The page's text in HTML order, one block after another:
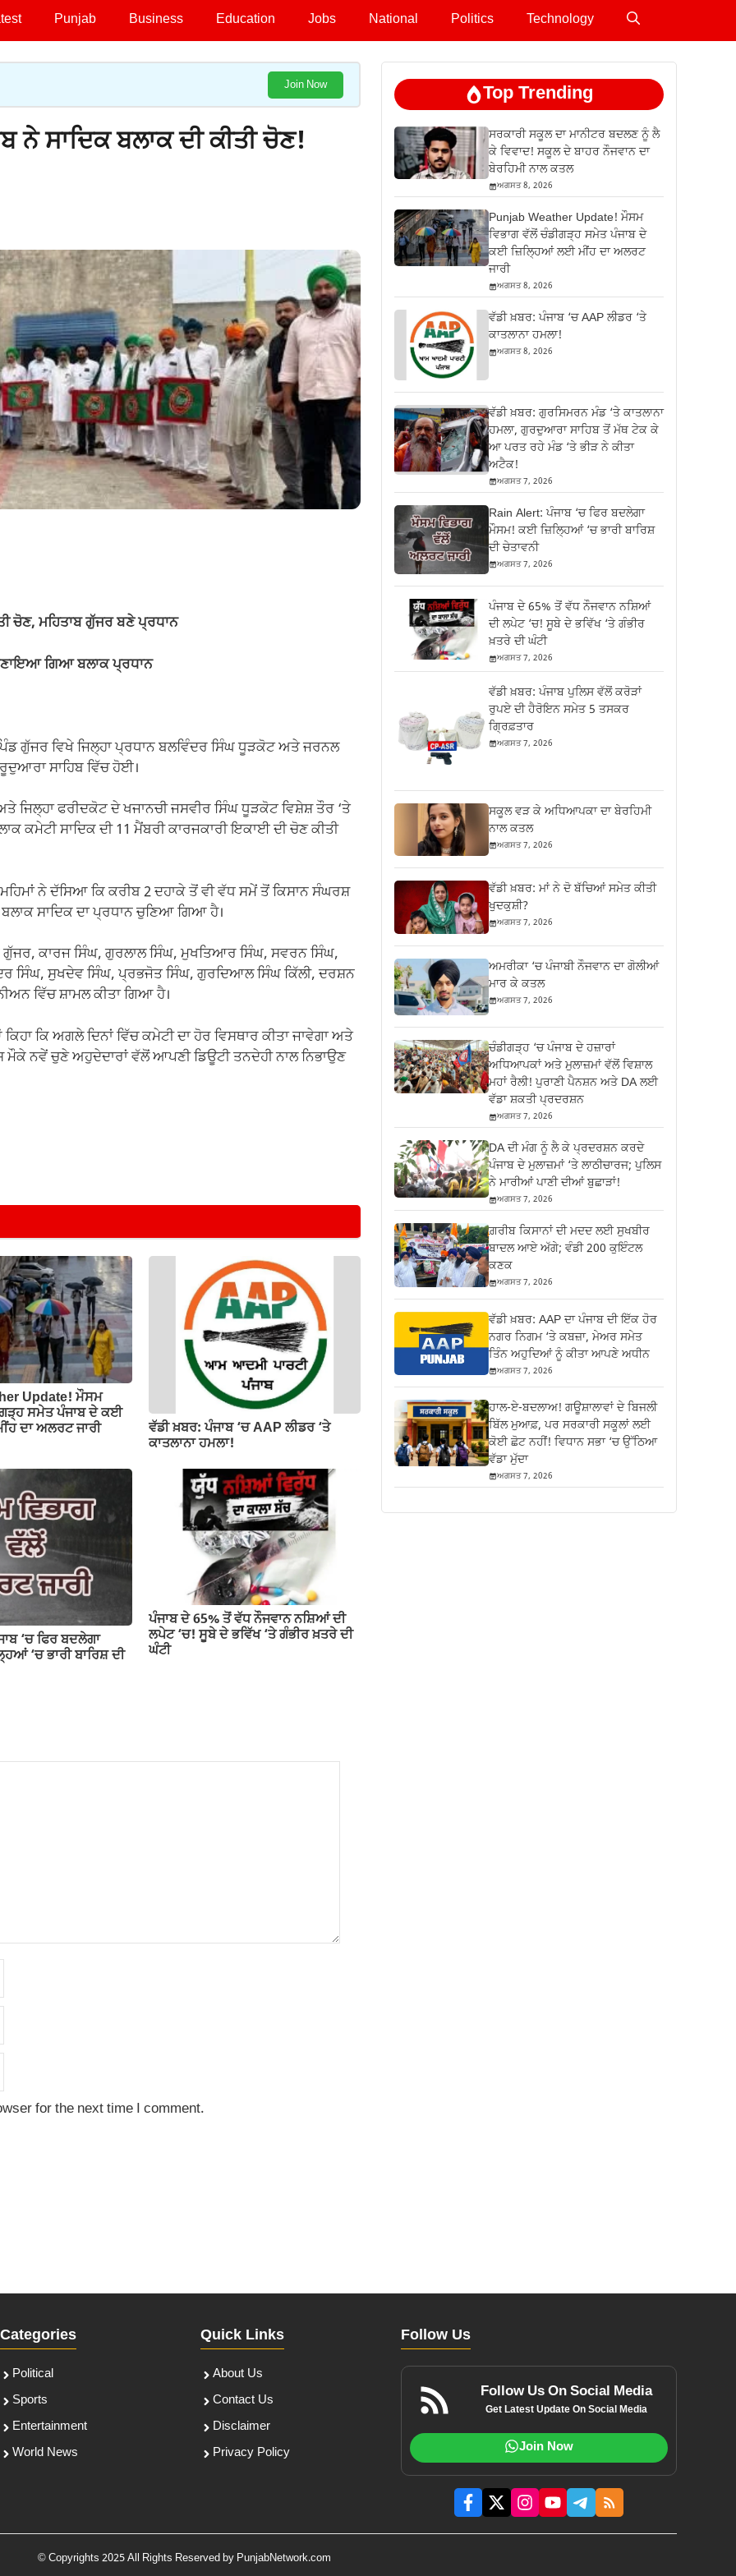
Punjab Business Education Jobs National Politics Technology
Join Now
ਨੇ ਸਾਦਿਕ ਬਲਾਕ ਦੀ ਕੀਤੀ ਚੋਣ!
ਚੋਣ, ਮਹਿਤਾਬ ਗੁੱਜਰ ਬਣੇ ਪ੍ਰਧਾਨ
ਗਿਆ ਬਲਾਕ ਪ੍ਰਧਾਨ
ਗੁੱਜਰ ਵਿਖੇ ਜਿਲ੍ਹਾ ਪ੍ਰਧਾਨ ਬਲਵਿੰਦਰ ਸਿੰਘ ਧੂੜਕੋਟ ਅਤੇ ਜਰਨਲ
ਸਾਹਿਬ ਵਿੱਚ ਹੋਈ।
ਜਿਲ੍ਹਾ ਫਰੀਦਕੋਟ ਦੇ ਖਜਾਨਚੀ ਜਸਵੀਰ ਸਿੰਘ ਧੂੜਕੋਟ ਵਿਸ਼ੇਸ਼ ਤੌਰ ‘ਤੇ
ਕਮੇਟੀ ਸਾਦਿਕ ਦੀ 11 ਮੈਂਬਰੀ ਕਾਰਜਕਾਰੀ ਇਕਾਈ ਦੀ ਚੋਣ ਕੀਤੀ
ਨੇ ਦੱਸਿਆ ਕਿ ਕਰੀਬ 2 ਦਹਾਕੇ ਤੋਂ ਵੀ ਵੱਧ ਸਮੇਂ ਤੋਂ ਕਿਸਾਨ ਸੰਘਰਸ਼
ਸਾਦਿਕ ਦਾ ਪ੍ਰਧਾਨ ਚੁਣਿਆ ਗਿਆ ਹੈ।
ਗੁੱਜਰ, ਕਾਰਜ ਸਿੰਘ, ਗੁਰਲਾਲ ਸਿੰਘ, ਮੁਖਤਿਆਰ ਸਿੰਘ, ਸਵਰਨ ਸਿੰਘ,
ਸਿੰਘ, ਸੁਖਦੇਵ ਸਿੰਘ, ਪ੍ਰਭਜੋਤ ਸਿੰਘ, ਗੁਰਦਿਆਲ ਸਿੰਘ ਕਿੱਲੀ, ਦਰਸ਼ਨ
ਵਿੱਚ ਸ਼ਾਮਲ ਕੀਤਾ ਗਿਆ ਹੈ।
ਕਿ ਅਗਲੇ ਦਿਨਾਂ ਵਿੱਚ ਕਮੇਟੀ ਦਾ ਹੋਰ ਵਿਸਥਾਰ ਕੀਤਾ ਜਾਵੇਗਾ ਅਤੇ
ਮੌਕੇ ਨਵੇਂ ਚੁਣੇ ਅਹੁਦੇਦਾਰਾਂ ਵੱਲੋਂ ਆਪਣੀ ਡਿਊਟੀ ਤਨਦੇਹੀ ਨਾਲ ਨਿਭਾਉਣ
Update! ਮੌਸਮ
ਸਮੇਤ ਪੰਜਾਬ ਦੇ ਕਈ
ਦਾ ਅਲਰਟ ਜਾਰੀ
ਵੱਡੀ ਖ਼ਬਰ: ਪੰਜਾਬ ‘ਚ AAP ਲੀਡਰ ‘ਤੇ
ਕਾਤਲਾਨਾ ਹਮਲਾ!
‘ਚ ਫਿਰ ਬਦਲੇਗਾ
‘ਚ ਭਾਰੀ ਬਾਰਿਸ਼ ਦੀ
ਪੰਜਾਬ ਦੇ 65% ਤੋਂ ਵੱਧ ਨੌਜਵਾਨ ਨਸ਼ਿਆਂ ਦੀ
ਲਪੇਟ ‘ਚ! ਸੂਬੇ ਦੇ ਭਵਿੱਖ ‘ਤੇ ਗੰਭੀਰ ਖ਼ਤਰੇ ਦੀ
ਘੰਟੀ
for the next time I comment.
Top Trending
ਸਰਕਾਰੀ ਸਕੂਲ ਦਾ ਮਾਨੀਟਰ ਬਦਲਣ ਨੂੰ ਲੈ
ਕੇ ਵਿਵਾਦ! ਸਕੂਲ ਦੇ ਬਾਹਰ ਨੌਜਵਾਨ ਦਾ
ਬੇਰਹਿਮੀ ਨਾਲ ਕਤਲ
ਅਗਸਤ 8, 2026
Punjab Weather Update! ਮੌਸਮ
ਵਿਭਾਗ ਵੱਲੋਂ ਚੰਡੀਗੜ੍ਹ ਸਮੇਤ ਪੰਜਾਬ ਦੇ
ਕਈ ਜ਼ਿਲ੍ਹਿਆਂ ਲਈ ਮੀਂਹ ਦਾ ਅਲਰਟ
ਜਾਰੀ
ਅਗਸਤ 8, 2026
ਵੱਡੀ ਖ਼ਬਰ: ਪੰਜਾਬ ‘ਚ AAP ਲੀਡਰ ‘ਤੇ
ਕਾਤਲਾਨਾ ਹਮਲਾ!
ਅਗਸਤ 8, 2026
ਵੱਡੀ ਖ਼ਬਰ: ਗੁਰਸਿਮਰਨ ਮੰਡ ‘ਤੇ ਕਾਤਲਾਨਾ
ਹਮਲਾ, ਗੁਰਦੁਆਰਾ ਸਾਹਿਬ ਤੋਂ ਮੱਥ ਟੇਕ ਕੇ
ਆ ਪਰਤ ਰਹੇ ਮੰਡ ‘ਤੇ ਭੀੜ ਨੇ ਕੀਤਾ
ਅਟੈਕ!
ਅਗਸਤ 7, 2026
Rain Alert: ਪੰਜਾਬ ‘ਚ ਫਿਰ ਬਦਲੇਗਾ
ਮੌਸਮ! ਕਈ ਜ਼ਿਲ੍ਹਿਆਂ ‘ਚ ਭਾਰੀ ਬਾਰਿਸ਼
ਦੀ ਚੇਤਾਵਨੀ
ਅਗਸਤ 7, 2026
ਪੰਜਾਬ ਦੇ 65% ਤੋਂ ਵੱਧ ਨੌਜਵਾਨ ਨਸ਼ਿਆਂ
ਦੀ ਲਪੇਟ ‘ਚ! ਸੂਬੇ ਦੇ ਭਵਿੱਖ ‘ਤੇ ਗੰਭੀਰ
ਖ਼ਤਰੇ ਦੀ ਘੰਟੀ
ਅਗਸਤ 7, 2026
ਵੱਡੀ ਖ਼ਬਰ: ਪੰਜਾਬ ਪੁਲਿਸ ਵੱਲੋਂ ਕਰੋੜਾਂ
ਰੁਪਏ ਦੀ ਹੈਰੋਇਨ ਸਮੇਤ 5 ਤਸਕਰ
ਗ੍ਰਿਫ਼ਤਾਰ
ਅਗਸਤ 7, 2026
ਸਕੂਲ ਵੜ ਕੇ ਅਧਿਆਪਕਾ ਦਾ ਬੇਰਹਿਮੀ
ਨਾਲ ਕਤਲ
ਅਗਸਤ 7, 2026
ਵੱਡੀ ਖ਼ਬਰ: ਮਾਂ ਨੇ ਦੋ ਬੱਚਿਆਂ ਸਮੇਤ ਕੀਤੀ
ਖੁਦਕੁਸ਼ੀ?
ਅਗਸਤ 7, 2026
ਅਮਰੀਕਾ ‘ਚ ਪੰਜਾਬੀ ਨੌਜਵਾਨ ਦਾ ਗੋਲੀਆਂ
ਮਾਰ ਕੇ ਕਤਲ
ਅਗਸਤ 7, 2026
ਚੰਡੀਗੜ੍ਹ ‘ਚ ਪੰਜਾਬ ਦੇ ਹਜ਼ਾਰਾਂ
ਅਧਿਆਪਕਾਂ ਅਤੇ ਮੁਲਾਜ਼ਮਾਂ ਵੱਲੋਂ ਵਿਸ਼ਾਲ
ਮਹਾਂ ਰੈਲੀ! ਪੁਰਾਣੀ ਪੈਨਸ਼ਨ ਅਤੇ DA ਲਈ
ਵੱਡਾ ਸ਼ਕਤੀ ਪ੍ਰਦਰਸ਼ਨ
ਅਗਸਤ 7, 2026
DA ਦੀ ਮੰਗ ਨੂੰ ਲੈ ਕੇ ਪ੍ਰਦਰਸ਼ਨ ਕਰਦੇ
ਪੰਜਾਬ ਦੇ ਮੁਲਾਜ਼ਮਾਂ ‘ਤੇ ਲਾਠੀਚਾਰਜ; ਪੁਲਿਸ
ਨੇ ਮਾਰੀਆਂ ਪਾਣੀ ਦੀਆਂ ਬੁਛਾੜਾਂ!
ਅਗਸਤ 7, 2026
ਗ਼ਰੀਬ ਕਿਸਾਨਾਂ ਦੀ ਮਦਦ ਲਈ ਸੁਖਬੀਰ
ਬਾਦਲ ਆਏ ਅੱਗੇ; ਵੰਡੀ 200 ਕੁਇੰਟਲ
ਕਣਕ
ਅਗਸਤ 7, 2026
ਵੱਡੀ ਖ਼ਬਰ: AAP ਦਾ ਪੰਜਾਬ ਦੀ ਇੱਕ ਹੋਰ
ਨਗਰ ਨਿਗਮ ‘ਤੇ ਕਬਜ਼ਾ, ਮੇਅਰ ਸਮੇਤ
ਤਿੰਨ ਅਹੁਦਿਆਂ ਨੂੰ ਕੀਤਾ ਆਪਣੇ ਅਧੀਨ
ਅਗਸਤ 7, 2026
ਹਾਲ-ਏ-ਬਦਲਾਅ! ਗਊਸ਼ਾਲਾਵਾਂ ਦੇ ਬਿਜਲੀ
ਬਿੱਲ ਮੁਆਫ਼, ਪਰ ਸਰਕਾਰੀ ਸਕੂਲਾਂ ਲਈ
ਕੋਈ ਛੋਟ ਨਹੀਂ! ਵਿਧਾਨ ਸਭਾ ‘ਚ ਉੱਠਿਆ
ਵੱਡਾ ਮੁੱਦਾ
ਅਗਸਤ 7, 2026
Categories
Political
Sports
Entertainment
World News
Quick Links
About Us
Contact Us
Disclaimer
Privacy Policy
Follow Us
Follow Us On Social Media
Get Latest Update On Social Media
Join Now
© Copyrights 2025 All Rights Reserved by PunjabNetwork.com